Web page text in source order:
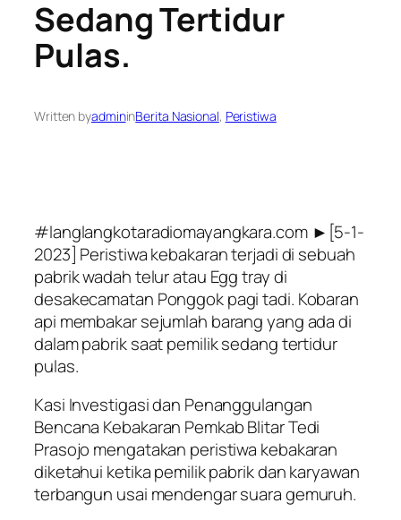
Sedang Tertidur
Pulas.
Written byadmininBerita Nasional, Peristiwa
#langlangkotaradiomayangkara.com ►[5-1-
2023] Peristiwa kebakaran terjadi di sebuah
pabrik wadah telur atau Egg tray di
desakecamatan Ponggok pagi tadi. Kobaran
api membakar sejumlah barang yang ada di
dalam pabrik saat pemilik sedang tertidur
pulas.
Kasi Investigasi dan Penanggulangan
Bencana Kebakaran Pemkab Blitar Tedi
Prasojo mengatakan peristiwa kebakaran
diketahui ketika pemilik pabrik dan karyawan
terbangun usai mendengar suara gemuruh.